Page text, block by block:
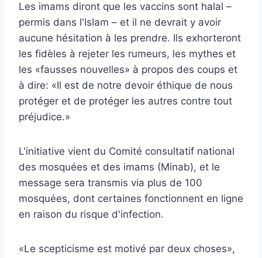
Les imams diront que les vaccins sont halal –
permis dans l'Islam – et il ne devrait y avoir
aucune hésitation à les prendre. Ils exhorteront
les fidèles à rejeter les rumeurs, les mythes et
les «fausses nouvelles» à propos des coups et
à dire: «Il est de notre devoir éthique de nous
protéger et de protéger les autres contre tout
préjudice.»
L'initiative vient du Comité consultatif national
des mosquées et des imams (Minab), et le
message sera transmis via plus de 100
mosquées, dont certaines fonctionnent en ligne
en raison du risque d'infection.
«Le scepticisme est motivé par deux choses»,